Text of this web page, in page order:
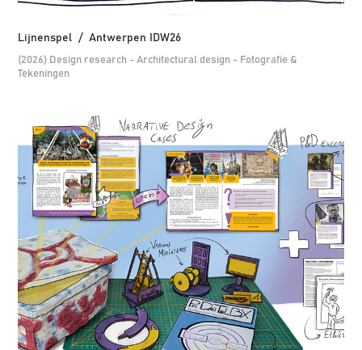
Lijnenspel  /  Antwerpen IDW26
(2026) Design research - Architectural design - Fotografie &
Tekeningen